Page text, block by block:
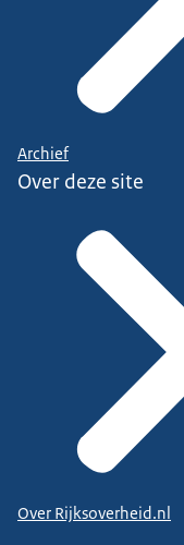
Archief
Over deze site
Over Rijksoverheid.nl